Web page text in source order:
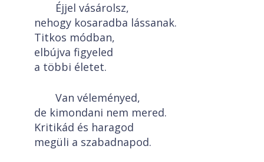
Éjjel vásárolsz,
nehogy kosaradba lássanak.
Titkos módban,
elbújva figyeled
a többi életet.
Van véleményed,
de kimondani nem mered.
Kritikád és haragod
megüli a szabadnapod.